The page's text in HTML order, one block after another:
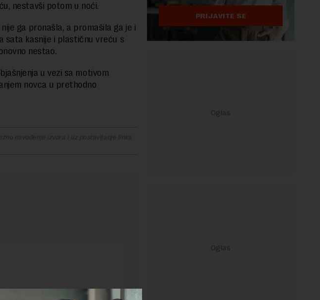
nestavši potom u noći.
ga pronašla, a promašila ga je i
sata kasnije i plastičnu vreću s
nestao.
u vezi sa motivom
novca u prethodno
navođenje izvora i uz postavljanje linka
PRIJAVITE SE